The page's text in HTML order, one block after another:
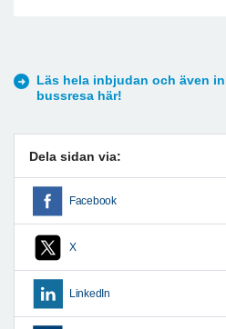
Läs hela inbjudan och även
bussresa här!
Dela sidan via:
Facebook
X
LinkedIn